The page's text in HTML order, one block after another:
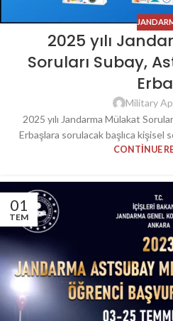
2025 yılı
Soruları Subay,
Military
2025 yılı Jandarma Mülakat
Erbaşlara sorulacak başlıca kişisel
CONTINUE
01
TEM